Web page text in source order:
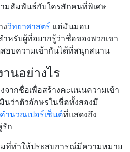
มสัมพันธ์กับใครสักคนที่พิเศษ
งวิทยาศาสตร์ แต่มันมอบ
หรับผู้ที่อยากรู้ว่าชื่อของพวกเขา
อบความเข้ากันได้ที่สนุกสนาน
นอย่างไร
จากชื่อเพื่อสร้างคะแนนความเข้า
นว่าตัวอักษรในชื่อทั้งสองมี
คำนวณเปอร์เซ็นต์ที่แสดงถึง
ก
มที่ทำให้ประสบการณ์มีความหมาย